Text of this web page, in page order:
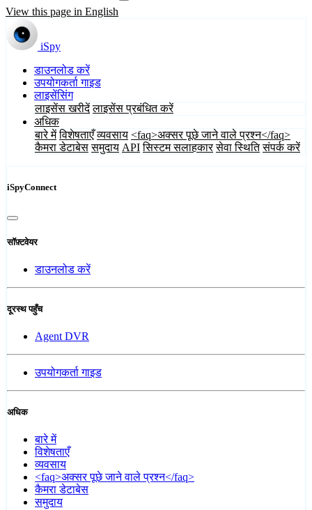
View this page in English
iSpy
डाउनलोड करें
उपयोगकर्ता गाइड
लाइसेंसिंग
लाइसेंस खरीदें लाइसेंस प्रबंधित करें
अधिक
बारे में विशेषताएँ व्यवसाय <faq>अक्सर पूछे जाने वाले प्रश्न</faq>
कैमरा डेटाबेस समुदाय API सिस्टम सलाहकार सेवा स्थिति संपर्क करें
iSpyConnect
सॉफ़्टवेयर
डाउनलोड करें
दूरस्थ पहुँच
Agent DVR
उपयोगकर्ता गाइड
अधिक
बारे में
विशेषताएँ
व्यवसाय
<faq>अक्सर पूछे जाने वाले प्रश्न</faq>
कैमरा डेटाबेस
समुदाय